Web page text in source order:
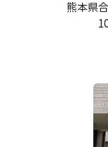
熊本県